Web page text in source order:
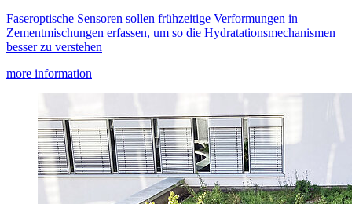
Faseroptische Sensoren sollen frühzeitige Verformungen in
Zementmischungen erfassen, um so die Hydratationsmechanismen
besser zu verstehen
more information